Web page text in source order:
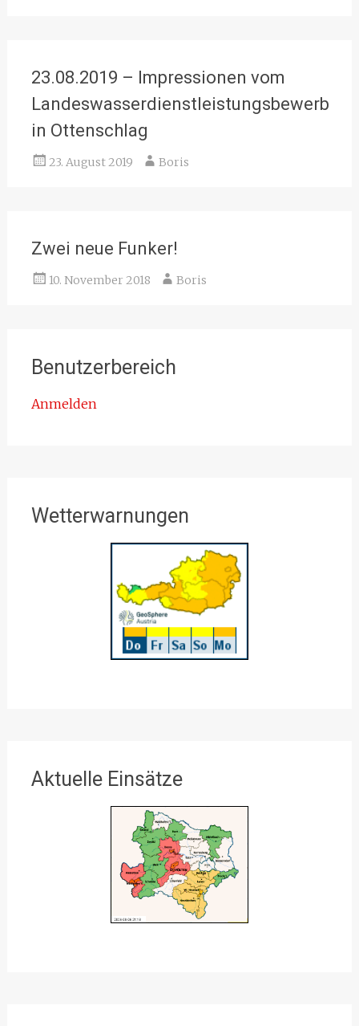
23.08.2019 – Impressionen vom
Landeswasserdienstleistungsbewerb
in Ottenschlag
23. August 2019 Boris
Zwei neue Funker!
10. November 2018 Boris
Benutzerbereich
Anmelden
Wetterwarnungen
Aktuelle Einsätze